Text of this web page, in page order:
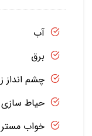
آب
برق
چشم انداز
حیاط سازی
خواب مستر